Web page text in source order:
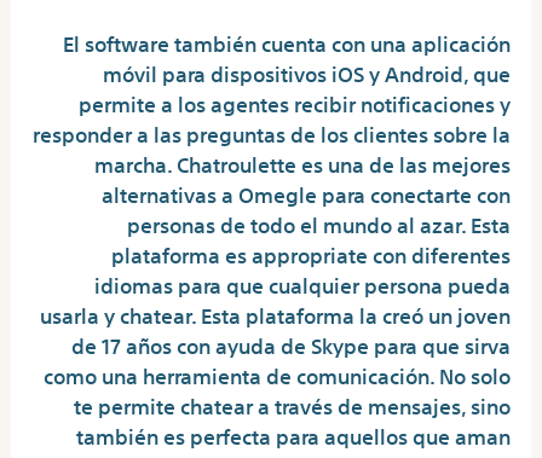
El software también cuenta con una aplicación
móvil para dispositivos iOS y Android, que
permite a los agentes recibir notificaciones y
responder a las preguntas de los clientes sobre la
marcha. Chatroulette es una de las mejores
alternativas a Omegle para conectarte con
personas de todo el mundo al azar. Esta
plataforma es appropriate con diferentes
idiomas para que cualquier persona pueda
usarla y chatear. Esta plataforma la creó un joven
de 17 años con ayuda de Skype para que sirva
como una herramienta de comunicación. No solo
te permite chatear a través de mensajes, sino
también es perfecta para aquellos que aman